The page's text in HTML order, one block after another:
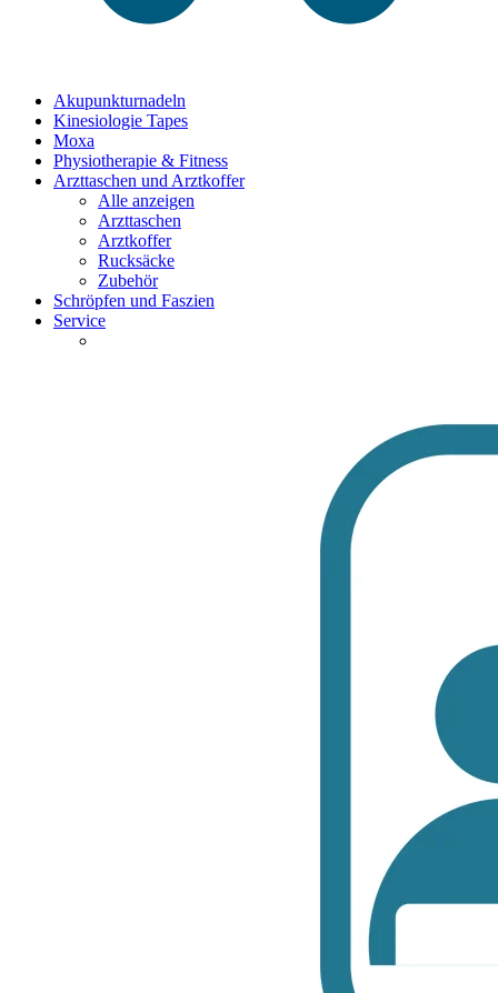
Akupunkturnadeln
Kinesiologie Tapes
Moxa
Physiotherapie & Fitness
Arzttaschen und Arztkoffer
Alle anzeigen
Arzttaschen
Arztkoffer
Rucksäcke
Zubehör
Schröpfen und Faszien
Service